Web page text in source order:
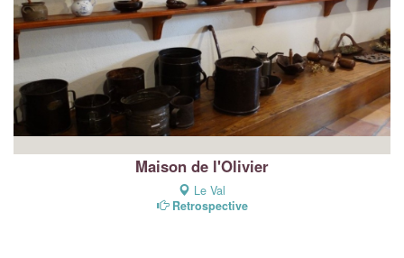
Maison de l'Olivier
Le Val
Retrospective